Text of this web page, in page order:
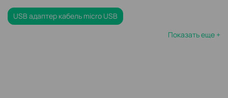
USB адаптер кабель micro USB
Кабель micro USB черный
Показать еще +